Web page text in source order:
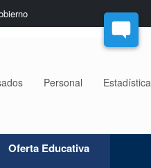
Personal
Oferta Educativa